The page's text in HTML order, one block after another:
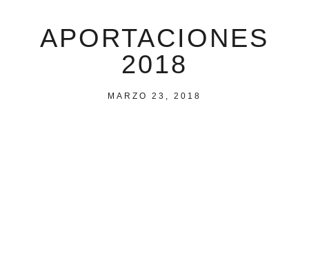
APORTACIONES
2018
MARZO 23, 2018